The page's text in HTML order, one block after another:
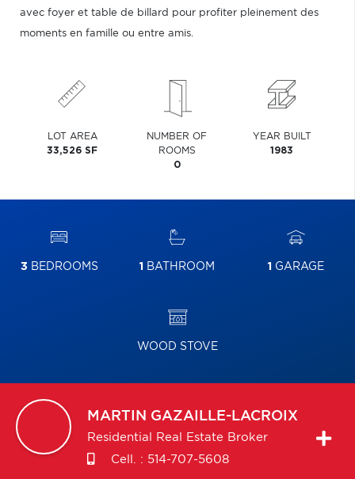
avec foyer et table de billard pour profiter pleinement des
moments en famille ou entre amis.
LOT AREA
33,526 SF
NUMBER OF
ROOMS
0
YEAR BUILT
1983
3 BEDROOMS 1 BATHROOM 1 GARAGE
WOOD STOVE
MARTIN GAZAILLE-LACROIX
Residential Real Estate Broker
Cell. : 514-707-5608